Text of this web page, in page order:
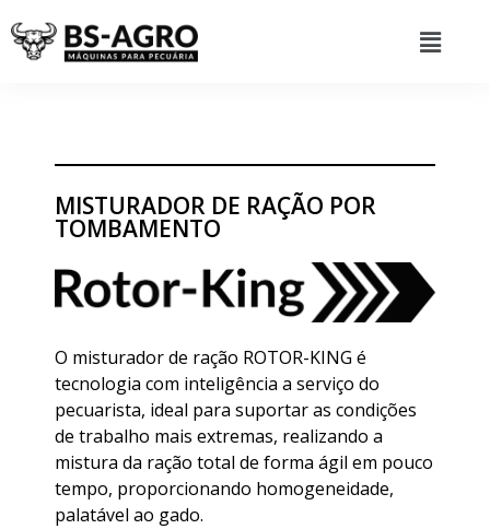
MISTURADOR DE RAÇÃO POR
TOMBAMENTO
O misturador de ração ROTOR-KING é
tecnologia com inteligência a serviço do
pecuarista, ideal para suportar as condições
de trabalho mais extremas, realizando a
mistura da ração total de forma ágil em pouco
tempo, proporcionando homogeneidade,
palatável ao gado.